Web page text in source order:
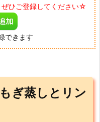
ひご登録してください☆
できます
ぎ蒸しとリン